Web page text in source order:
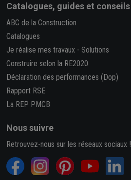
Catalogues, guides et conseils
ABC de la Construction
Catalogues
Je réalise mes travaux - Solutions
Construire selon la RE2020
Déclaration des performances (Dop)
Rapport RSE
La REP PMCB
Nous suivre
Retrouvez-nous sur les réseaux sociaux !